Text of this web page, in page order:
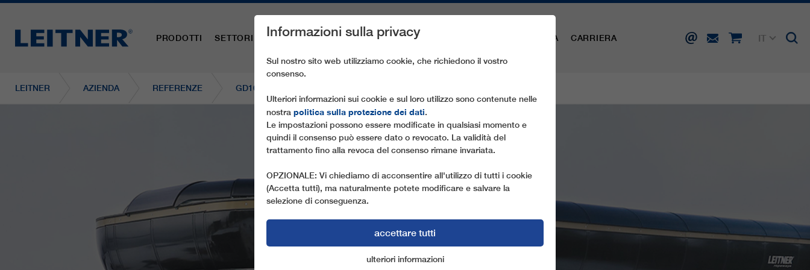
PRODOTTI SETTORI PEZZI DI RICAMBIO ASSISTENZA CLIENTI STAMPA CARRIERA
IT
LEITNER AZIENDA REFERENZE GD10 PARKOVISKO HALA SKRYCZEŃSKA
Informazioni sulla privacy
Sul nostro sito web utilizziamo cookie, che richiedono il vostro
consenso.
Ulteriori informazioni sui cookie e sul loro utilizzo sono contenute nelle
nostra politica sulla protezione dei dati.
Le impostazioni possono essere modificate in qualsiasi momento e
quindi il consenso può essere dato o revocato. La validità del
trattamento fino alla revoca del consenso rimane invariata.
OPZIONALE: Vi chiediamo di acconsentire all'utilizzo di tutti i cookie
(Accetta tutti), ma naturalmente potete modificare e salvare la
selezione di conseguenza.
accettare tutti
cookie di marketing
ulteriori informazioni